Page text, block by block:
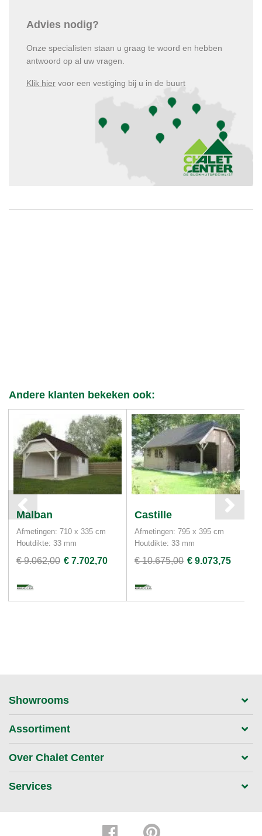
Advies nodig?
Onze specialisten staan u graag te woord en hebben
antwoord op al uw vragen.
Klik hier voor een vestiging bij u in de buurt
Andere klanten bekeken ook:
Malban
Afmetingen: 710 x 335 cm
Houtdikte: 33 mm
€ 9.062,00 € 7.702,70
Castille
Afmetingen: 795 x 395 cm
Houtdikte: 33 mm
€ 10.675,00 € 9.073,75
Showrooms
Assortiment
Over Chalet Center
Services